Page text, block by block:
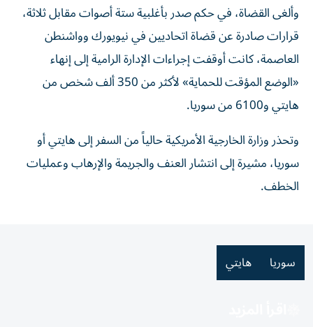
وألغى القضاة، في حكم ​صدر بأغلبية ستة أصوات ‌مقابل ثلاثة،
قرارات صادرة عن قضاة اتحاديين ⁠في نيويورك وواشنطن
العاصمة، كانت أوقفت إجراءات الإدارة الرامية ​إلى ‌إنهاء
«الوضع المؤقت للحماية» ‌لأكثر من 350 ألف شخص من
هايتي و6100 ‌من سوريا.
وتحذر ‌وزارة الخارجية ⁠الأمريكية حالياً ‌من السفر إلى هايتي أو
سوريا، مشيرة إلى ⁠انتشار ​العنف والجريمة والإرهاب وعمليات
الخطف.
سوريا هايتي